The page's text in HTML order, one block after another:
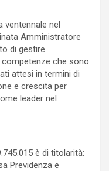
ventennale nel
Amministratore
di gestire
competenze che sono
attesi in termini di
e crescita per
leader nel
è di titolarità:
Previdenza e